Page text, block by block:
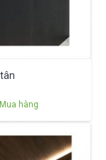
Mua hàng